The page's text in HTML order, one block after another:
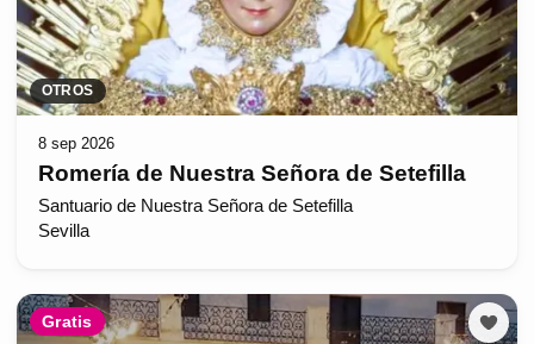
OTROS
8 sep 2026
Romería de Nuestra Señora de Setefilla
Santuario de Nuestra Señora de Setefilla
Sevilla
Gratis